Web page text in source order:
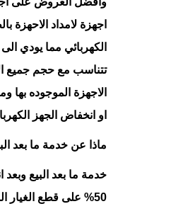
اجهزة لامداد الاحهزة
الكهربائي مما يودي
تتناسب مع حجم جميع
الاجهزة الموجوده بها
او انخفاض الجهز
ماذا عن خدمة ما بعد
خدمة ما بعد البيع
50% على قطع الغيار المستخدمة بعد فترة الضمان.